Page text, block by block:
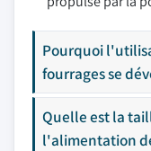
Pourquoi
fourrages se
Quelle est la
l'alimentation